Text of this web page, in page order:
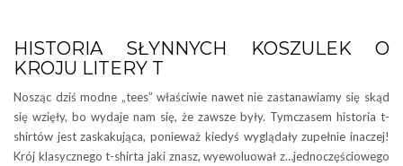
HISTORIA SŁYNNYCH KOSZULEK O
KROJU LITERY T
Nosząc dziś modne „tees” właściwie nawet nie zastanawiamy się skąd
się wzięły, bo wydaje nam się, że zawsze były. Tymczasem historia t-
shirtów jest zaskakująca, ponieważ kiedyś wyglądały zupełnie inaczej!
Krój klasycznego t-shirta jaki znasz, wyewoluował z…jednoczęściowego